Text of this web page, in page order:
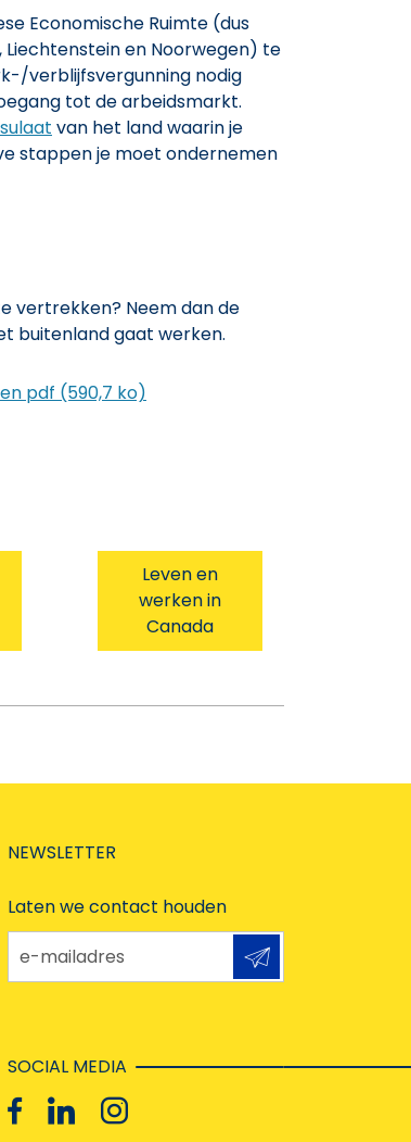
Economische Ruimte (dus
Liechtenstein en Noorwegen) te
verblijfsvergunning nodig
tot de arbeidsmarkt.
van het land waarin je
stappen je moet ondernemen
vertrekken? Neem dan de
buitenland gaat werken.
pdf (590,7 ko)
Leven en
werken in
Canada
NEWSLETTER
Laten we contact houden
e-mailadres
SOCIAL MEDIA